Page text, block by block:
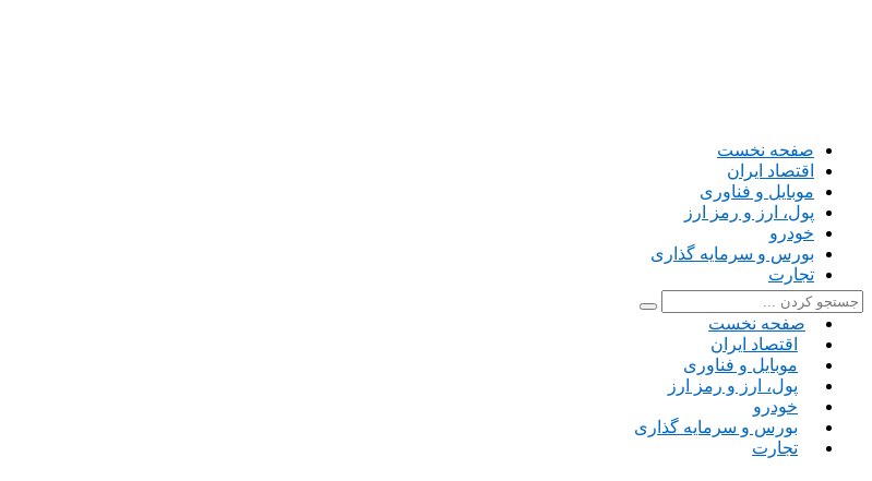
صفحه نخست
اقتصاد ایران
موبایل و فناوری
پول، ارز و رمز ارز
خودرو
بورس و سرمایه گذاری
تجارت
صفحه نخست
اقتصاد ایران
موبایل و فناوری
پول، ارز و رمز ارز
خودرو
بورس و سرمایه گذاری
تجارت